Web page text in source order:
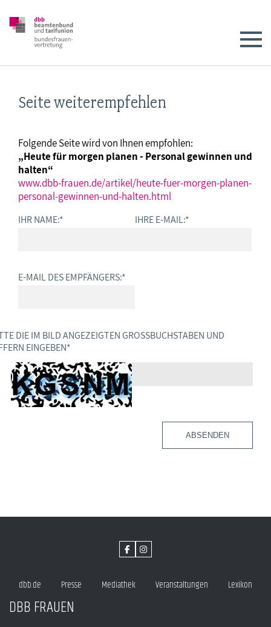
Seite weiterempfehlen
Folgende Seite wird von Ihnen empfohlen:
„Heute für morgen planen - Personal gewinnen und
halten“
www.dbb-frauen.de/artikel/heute-fuer-morgen-planen-
personal-gewinnen-und-halten.html
IHR NAME:* IHRE E-MAIL:*
E-MAIL DES EMPFÄNGERS:*
DIE IM BILD ANGEZEIGTEN GROSSBUCHSTABEN UND Z
EINGEBEN *
ABSENDEN
dbb.de Presse Mediathek Veranstaltungen Lexikon
DBB FRAUEN